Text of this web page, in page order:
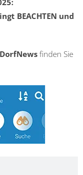
BEACHTEN und
DorfNews finden Sie